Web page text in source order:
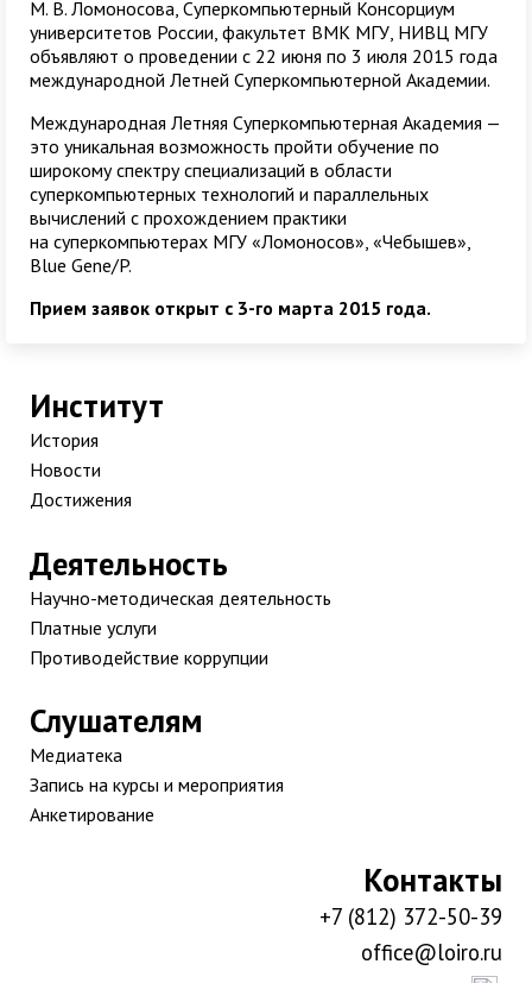
М. В. Ломоносова, Суперкомпьютерный Консорциум
университетов России, факультет ВМК МГУ, НИВЦ МГУ
объявляют о проведении с 22 июня по 3 июля 2015 года
международной Летней Суперкомпьютерной Академии.
Международная Летняя Суперкомпьютерная Академия —
это уникальная возможность пройти обучение по
широкому спектру специализаций в области
суперкомпьютерных технологий и параллельных
вычислений с прохождением практики
на суперкомпьютерах МГУ «Ломоносов», «Чебышев»,
Blue Gene/P.
Прием заявок открыт с 3-го марта 2015 года.
Институт
История
Новости
Достижения
Деятельность
Научно-методическая деятельность
Платные услуги
Противодействие коррупции
Слушателям
Медиатека
Запись на курсы и мероприятия
Анкетирование
Контакты
+7 (812) 372-50-39
office@loiro.ru